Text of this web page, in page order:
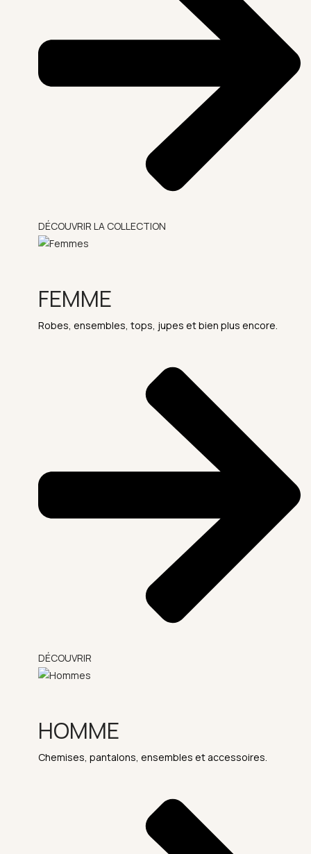
DÉCOUVRIR LA COLLECTION
FEMME
Robes, ensembles, tops, jupes et bien plus encore.
DÉCOUVRIR
HOMME
Chemises, pantalons, ensembles et accessoires.